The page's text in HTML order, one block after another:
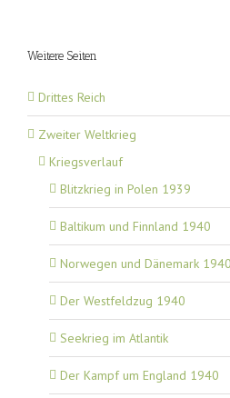
Weitere Seiten
Drittes Reich
Zweiter Weltkrieg
Kriegsverlauf
Blitzkrieg in Polen 1939
Baltikum und Finnland 1940
Norwegen und Dänemark 1940
Der Westfeldzug 1940
Seekrieg im Atlantik
Der Kampf um England 1940